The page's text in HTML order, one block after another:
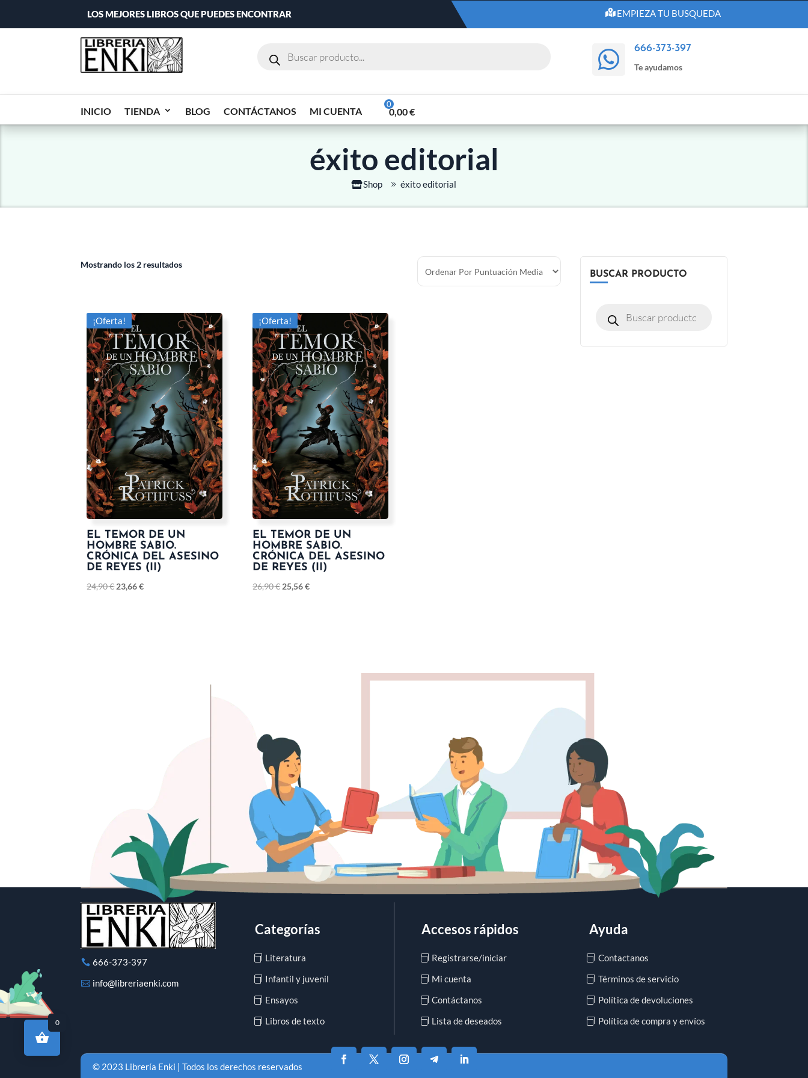
LOS MEJORES LIBROS QUE PUEDES ENCONTRAR EMPIEZA TU BUSQUEDA
 666-373-397
Te ayudamos
INICIO TIENDA BLOG CONTÁCTANOS MI CUENTA 0,00€
éxito editorial
Shop éxito editorial
Mostrando los 2 resultados
¡Oferta!
EL TEMOR DE UN
HOMBRE SABIO.
CRÓNICA DEL ASESINO
DE REYES (II)
24,90€ 23,66€
¡Oferta!
EL TEMOR DE UN
HOMBRE SABIO.
CRÓNICA DEL ASESINO
DE REYES (II)
26,90€ 25,56€
BUSCAR PRODUCTO
666-373-397
info@libreriaenki.com
Categorías
Literatura
Infantil y juvenil
Ensayos
Libros de texto
Accesos rápidos
Registrarse/iniciar
Mi cuenta
Contáctanos
Lista de deseados
Ayuda
Contactanos
Términos de servicio
Política de devoluciones
Política de compra y envíos
© 2023 Librería Enki | Todos los derechos reservados
0